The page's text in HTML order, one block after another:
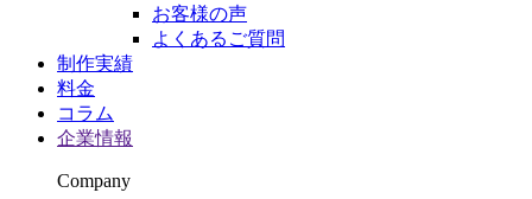
お客様の声
よくあるご質問
制作実績
料金
コラム
企業情報
Company